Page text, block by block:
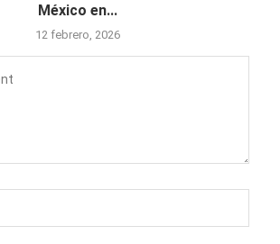
México en...
12 febrero, 2026